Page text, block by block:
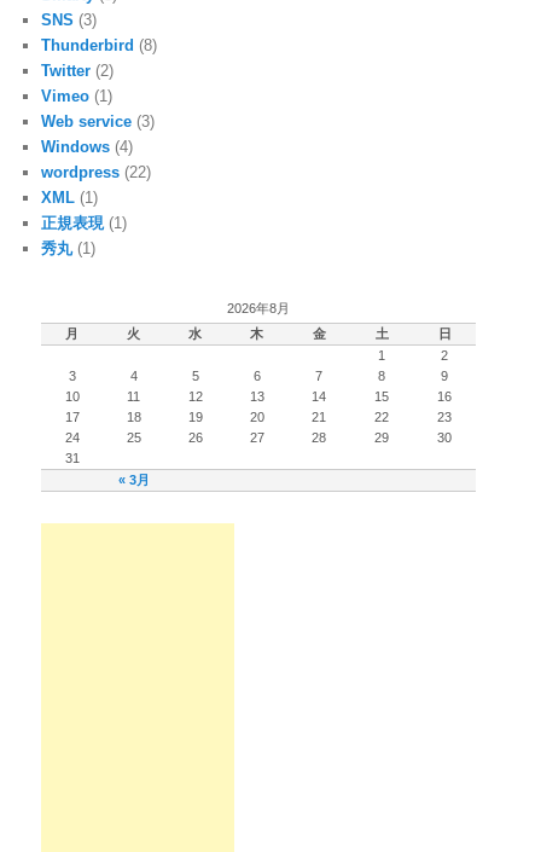
SNS (3)
Thunderbird (8)
Twitter (2)
Vimeo (1)
Web service (3)
Windows (4)
wordpress (22)
XML (1)
正規表現 (1)
秀丸(1)
2026年8月
月
火 水 木 金 土 日
« 3月
1
2
3
4 5 6 7 8
9
10
11 12 13 14 15
16
17
18 19 20 21 22
23
24
25 26 27 28 29
30
31